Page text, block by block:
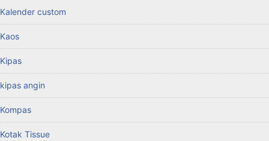
Kalender custom
Kaos
Kipas
kipas angin
Kompas
Kotak Tissue